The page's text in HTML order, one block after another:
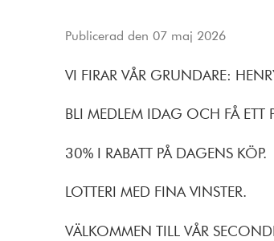
Publicerad den 07 maj 2026
VI FIRAR VÅR GRUNDARE:
BLI MEDLEM IDAG OCH FÅ ETT
30% I RABATT PÅ DAGENS KÖP.
LOTTERI MED FINA VINSTER.
VÄLKOMMEN TILL VÅR